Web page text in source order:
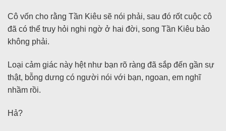
Cô vốn cho rằng Tần Kiêu sẽ nói phải, sau đó rốt cuộc cô
đã có thể truy hỏi nghi ngờ ở hai đời, song Tần Kiêu bảo
không phải.
Loại cảm giác này hệt như bạn rõ ràng đã sắp đến gần sự
thật, bỗng dưng có người nói với bạn, ngoan, em nghĩ
nhầm rồi.
Hả?